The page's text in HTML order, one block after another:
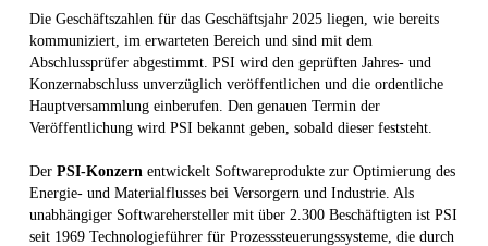
Die Geschäftszahlen für das Geschäftsjahr 2025 liegen, wie bereits
kommuniziert, im erwarteten Bereich und sind mit dem
Abschlussprüfer abgestimmt. PSI wird den geprüften Jahres- und
Konzernabschluss unverzüglich veröffentlichen und die ordentliche
Hauptversammlung einberufen. Den genauen Termin der
Veröffentlichung wird PSI bekannt geben, sobald dieser feststeht.
Der PSI-Konzern entwickelt Softwareprodukte zur Optimierung des
Energie- und Materialflusses bei Versorgern und Industrie. Als
unabhängiger Softwarehersteller mit über 2.300 Beschäftigten ist PSI
seit 1969 Technologieführer für Prozesssteuerungssysteme, die durch